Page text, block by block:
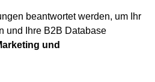
beantwortet werden, um Ihr
und Ihre B2B Database
und